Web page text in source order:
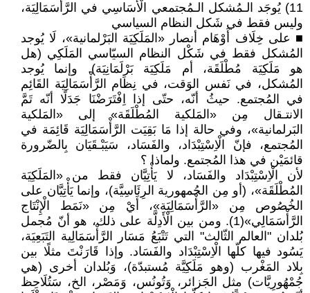
11) يُوجَد الـمُشكل الـمُجتمعي الْأَسَاسِي في الرَّأْسَمَالِيَة،
وليس فقط في شَكل النظام السياسي
■ على خِلَاف أَوْهَام أنصار «المَلَكِيَة البَرْلمانية»، لَا يُوجد
المُشكل فقط في شَكْل النظام السيّاسي المَلَكِي (هل
هو مَلَكِيَة مُطْلَقَة، أم مَلَكِيَة بَرْلَمَانِيَة). وإنما يُوجد
المُشكل، في نَفس الوَقت، في نِظَام الرَّأْسَمَالِيَة القَائِم
في المُجتمع. حيثُ أنّه، حتّى إذا اِفْتَرَضْنَا جَدَلًا أنّه تَمَّ
الانتـقال مِن «المَلكية المُطْلَقَة» إلى «المَلكية
البَرلمانية»، وفي حالة إذا مَا بَقِيَت الرَّأْسَمَالِيَة قَائِمَة في
المُجتمع، فإنّ الْاِسْتِبْدَاد، والفَسَاد، سَيَبْـقَيَان بِالضّرورة
قائمَيْن في هذا المُجتمع. ولماذا ؟
لأن الْاِسْتِبْدَاد والفَسَاد، لا يَأْتِيَّان فقط من «المَلَكِيَة
المُطْلَقَة»، (أو مِن الجُمهورية الرِئَاسِيَّة)، وإنما يَأْتِيَّان على
الخُصُوص مِن «الرَّأْسَمَالِيَة»، أَيْ مِن «نَمَط الْإِنْتَاج
الرَّأْسَمَالِي»(1). ومن بين الْأَدِلَّة على ذلك، هو أنّ مُجمل
بُلدان "العالم الثّالث" التي تَتْبَعُ مَسَار الرَّأْسَمَالِية التَبَعِيَة،
يَسُود فيها كلّها الْاِسْتِبْدَاد والفَسَاد. وإذا قَارَنْتَ مثلًا بين
بِلاد المَغْرب (وهو مَلَكِيَّة مُستبدّة)، وَبُلدان أخرى (هي
جُمْهُورِيَّات) مثل الجَزائر، وَتُونُس، وَمَصْر، الخ، سَتُلَاحِظ